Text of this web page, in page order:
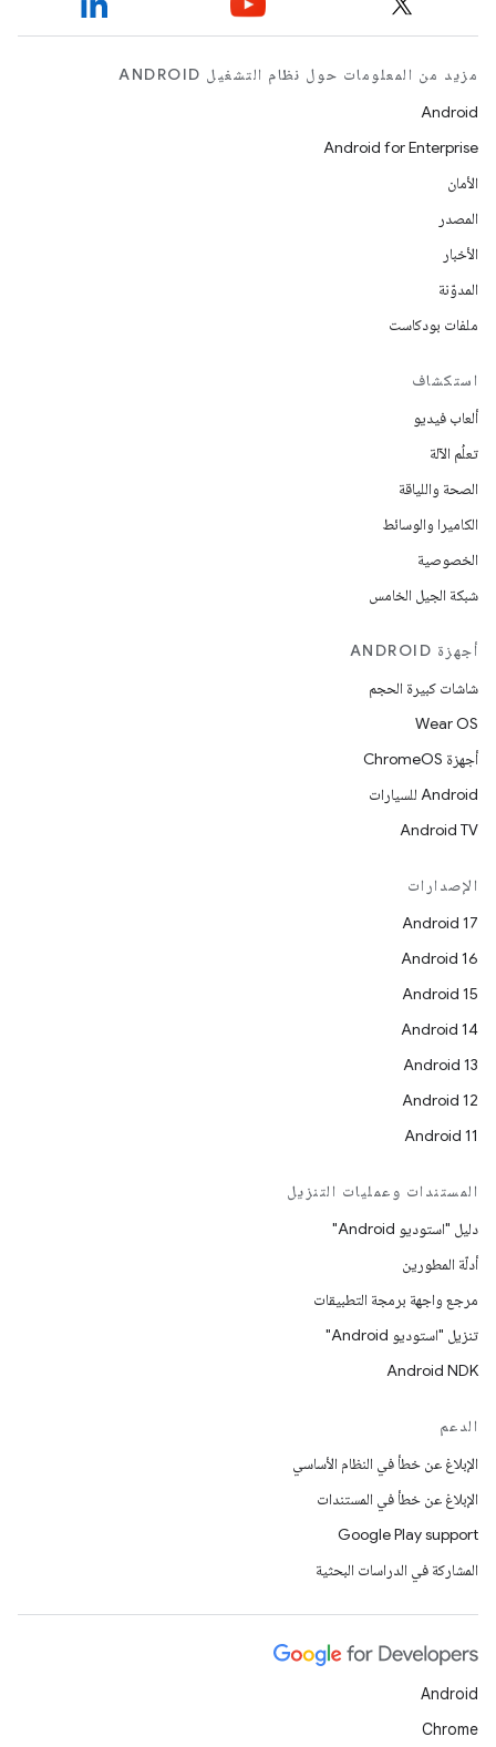
مزيد من المعلومات حول نظام التشغيل ANDROID
Android
Android for Enterprise
الأمان
المصدر
الأخبار
المدوّنة
ملفات بودكاست
استكشاف
ألعاب فيديو
تعلُم الآلة
الصحة واللياقة
الكاميرا والوسائط
الخصوصية
شبكة الجيل الخامس
أجهزة ANDROID
شاشات كبيرة الحجم
Wear OS
أجهزة ChromeOS
Android للسيارات
Android TV
الإصدارات
Android 17
Android 16
Android 15
Android 14
Android 13
Android 12
Android 11
المستندات وعمليات التنزيل
دليل "استوديو Android"
أدلّة المطورين
مرجع واجهة برمجة التطبيقات
تنزيل "استوديو Android"
Android NDK
الدعم
الإبلاغ عن خطأ في النظام الأساسي
الإبلاغ عن خطأ في المستندات
Google Play support
المشاركة في الدراسات البحثية
Android
Chrome